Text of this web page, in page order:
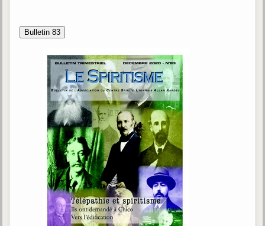
Bulletin 83